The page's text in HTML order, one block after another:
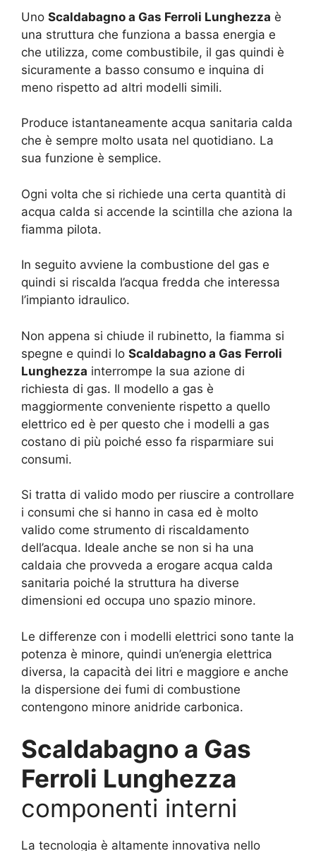
Uno Scaldabagno a Gas Ferroli Lunghezza è
una struttura che funziona a bassa energia e
che utilizza, come combustibile, il gas quindi è
sicuramente a basso consumo e inquina di
meno rispetto ad altri modelli simili.
Produce istantaneamente acqua sanitaria calda
che è sempre molto usata nel quotidiano. La
sua funzione è semplice.
Ogni volta che si richiede una certa quantità di
acqua calda si accende la scintilla che aziona la
fiamma pilota.
In seguito avviene la combustione del gas e
quindi si riscalda l’acqua fredda che interessa
l’impianto idraulico.
Non appena si chiude il rubinetto, la fiamma si
spegne e quindi lo Scaldabagno a Gas Ferroli
Lunghezza interrompe la sua azione di
richiesta di gas. Il modello a gas è
maggiormente conveniente rispetto a quello
elettrico ed è per questo che i modelli a gas
costano di più poiché esso fa risparmiare sui
consumi.
Si tratta di valido modo per riuscire a controllare
i consumi che si hanno in casa ed è molto
valido come strumento di riscaldamento
dell’acqua. Ideale anche se non si ha una
caldaia che provveda a erogare acqua calda
sanitaria poiché la struttura ha diverse
dimensioni ed occupa uno spazio minore.
Le differenze con i modelli elettrici sono tante la
potenza è minore, quindi un’energia elettrica
diversa, la capacità dei litri e maggiore e anche
la dispersione dei fumi di combustione
contengono minore anidride carbonica.
Scaldabagno a Gas
Ferroli Lunghezza
componenti interni
La tecnologia è altamente innovativa nello